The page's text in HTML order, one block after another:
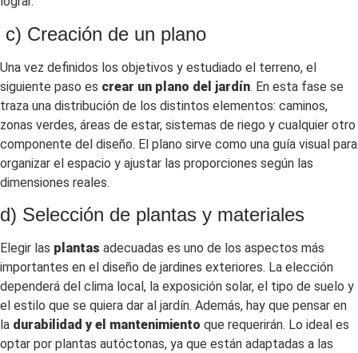
c) Creación de un plano
Una vez definidos los objetivos y estudiado el terreno, el
siguiente paso es crear un plano del jardín. En esta fase se
traza una distribución de los distintos elementos: caminos,
zonas verdes, áreas de estar, sistemas de riego y cualquier otro
componente del diseño. El plano sirve como una guía visual para
organizar el espacio y ajustar las proporciones según las
dimensiones reales.
d) Selección de plantas y materiales
Elegir las plantas adecuadas es uno de los aspectos más
importantes en el diseño de jardines exteriores. La elección
dependerá del clima local, la exposición solar, el tipo de suelo y
el estilo que se quiera dar al jardín. Además, hay que pensar en
la durabilidad y el mantenimiento que requerirán. Lo ideal es
optar por plantas autóctonas, ya que están adaptadas a las